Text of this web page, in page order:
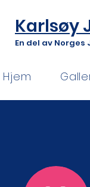
Karlsøy
En del av
Hjem